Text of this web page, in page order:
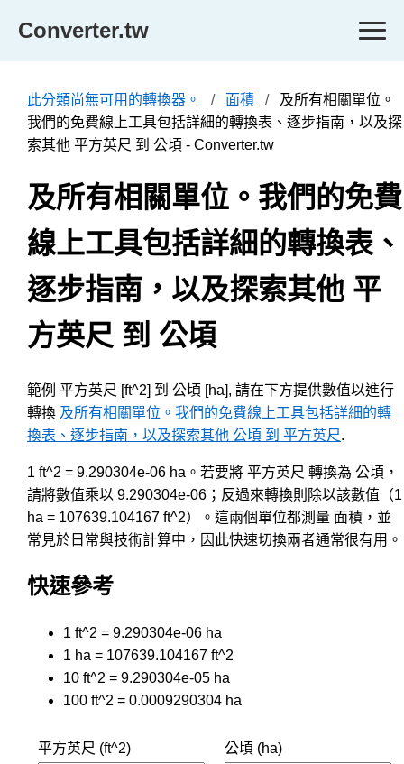
Converter.tw
此分類尚無可用的轉換器。 面積
及所有相關單位。
我們的免費線上工具包括詳細的轉換表、逐步指南，以及探
索其他 平方英尺 到 公頃 - Converter.tw
及所有相關單位。我們的免費
線上工具包括詳細的轉換表、
逐步指南，以及探索其他 平
方英尺 到 公頃
範例 平方英尺 [ft^2] 到 公頃 [ha], 請在下方提供數值以進行
轉換 及所有相關單位。我們的免費線上工具包括詳細的轉
換表、逐步指南，以及探索其他 公頃 到 平方英尺.
1 ft^2 = 9.290304e-06 ha。若要將 平方英尺 轉換為 公頃，
請將數值乘以 9.290304e-06；反過來轉換則除以該數值（1
ha = 107639.104167 ft^2）。這兩個單位都測量 面積，並
常見於日常與技術計算中，因此快速切換兩者通常很有用。
快速參考
1 ft^2 = 9.290304e-06 ha
1 ha = 107639.104167 ft^2
10 ft^2 = 9.290304e-05 ha
100 ft^2 = 0.0009290304 ha
平方英尺 (ft^2) 公頃 (ha)